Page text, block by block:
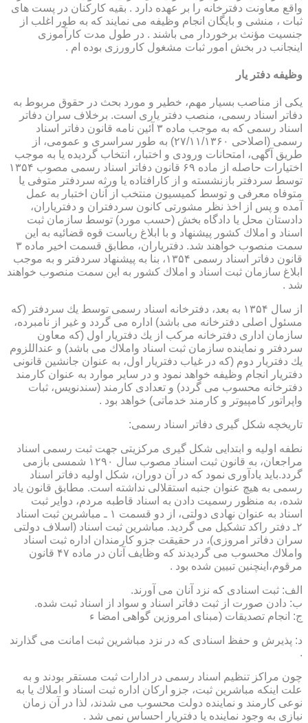
واقع معاونت دفترخانه را بر عهده دارد . بقیه کارکنان در پست های
ثبات ، منشی و بایگان انجام وظیفه می نمایند که به طور اغلب از
جنسیت مؤنث برخوردار می باشند . در طول مدت کارآموزی
اینجانب در بخش امور ثبات مشغول کارورزی بوده ام .
وظیفه دفتر یار
یكی از مناصب بسیار مهم، خطیر و مورد بحث در حقوق مربوط به
دفاتر اسناد رسمی، منصب دفتر یاری است. برخلاف سران دفاتر
اسناد رسمی كه به موجب ماده ۳ آئین نامه قانون دفاتر اسناد
رسمی (اصلاحی ۲۷/۱۱/۱۳۶۰) به طور سراسری و عمومی، از
طریق آگهی، امتحانات ورودی و اختبار، انتخاب گردیده یا به موجب
اختیارات حاصله از ماده ۶۹ قانون دفاتر اسناد رسمی مصوب ۱۳۵۴
توسط سردفتر بازنشسته و از كارافتاده یا ورثه سردفتر متوفی یا
متوفاه معرفی و توسط كمیسیون منتخب از آنان اختبار به عمل
آمده و پس از اخذ نظر مشورتی كانون سردفتران و دفتریاران،
دادستان محل یا دادگاه بخش (حسب مورد) توسط سازمان ثبت
اسناد و املاك كشور پیشنهاد و با ابلاغ ریاست قوه قضائیه به این
سمت منصوب خواهند شد. دفتریاران، مطابق قسمت اخیر ماده ۳
قانون دفاتر اسناد رسمی ۱۳۵۴، بنا به پیشنهاد سردفتر و به موجب
ابلاغ سازمان ثبت اسناد و املاك كشور به این سمت منصوب خواهند
شد .
از سال ۱۳۵۴ به بعد، دفترخانه اسناد رسمی توسط یك سردفتر (كه
مسئول اصلی دفترخانه می باشد) اداره می گردد و غیر از نامبرده،
سازمان اداری دفترخانه مركب از یك دفتریار اول (كه معاون
سردفتر و نماینده سازمان ثبت اسناد واملاك می باشد) و عنداللزوم
یك دفتریار دوم (كه در غیاب دفتریار اول، به عنوان جانشین قانونی
دفتریار انجام وظیفه خواهد نمود و در سایر موارد به عنوان كارمند
دفترخانه محسوب می گردد) و تعدادی كارمند (سندنویس، ثبات
واپراتور كامپیوتر و كارمند خدماتی) خواهد بود .
تاریخچه شكل گیری دفاتر اسناد رسمی:
نطفه اولیه و ابتدایی شكل گیری مركزیتی جهت ثبت رسمی اسناد
مراجعان، به قانون ثبت اسناد مصوب سال ۱۲۹۰ شمسی بازمی
گردد.باید یادآوری نمود كه در آن دوران، شكل اولیه دفاتر اسناد
رسمی به هیچ عنوان جنبه استقلالی نداشته است. مطابق قانون یاد
شده، به منظور رسمیت دادن به اسناد قاطبه مردم، دوایر ثبت
اسناد به عنوان نهادی دولتی، از دو قسمت ۱ ـ مباشرین ثبت اسناد
۲ـ دفتر راكد تشكیل می گردید. مباشرین ثبت اسناد (اسلاف دولتی
سران دفاتر امروزی)، در حقیقت جزو كارمندان اداره ثبت اسناد
واملاك محسوب می گردیدند كه وظایف آنان در ماده ۴۷ قانون
مرقوم،اینچنین تبیین شده بود .
الف: ثبت اسنادی كه نزد آنان می آورند.
ب: دادن صورت از ثبت دفاتر اسناد و سواد از اسناد ثبت شده.
ج: انجام تصدیقات (مبنای امروزین گواهی امضا ء
د: پذیرش و حفظ اسنادی كه در نزد مباشرین ثبت امانت می گذارند
.
چون مراكز تنظیم اسناد رسمی در ادارات ثبت مستقر بودند و به
علت اینكه مباشرین ثبت، جزو اركان اداره ثبت اسناد و املاك یا به
نوعی كارمند و نماینده دولت محسوب می شدند، لذا در آن زمان
نیازی به وجود نماینده یا دفتریار احساس نمی شد .